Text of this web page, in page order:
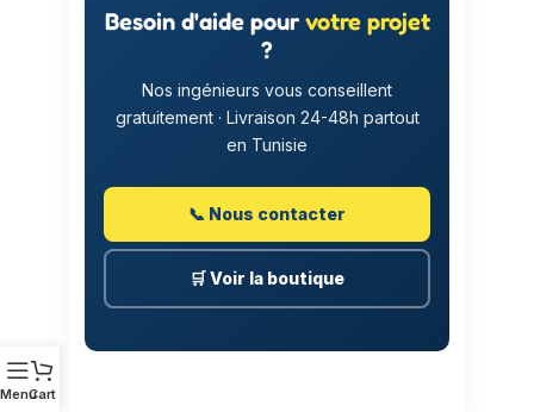
Besoin d'aide pour votre projet
?
Nos ingénieurs vous conseillent
gratuitement · Livraison 24-48h partout
en Tunisie
📞 Nous contacter
🛒 Voir la boutique
MenuCart